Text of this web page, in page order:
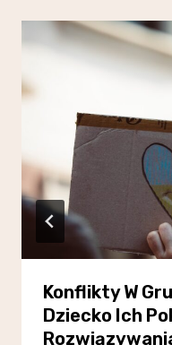
Konflikty W
Dziecko Ich